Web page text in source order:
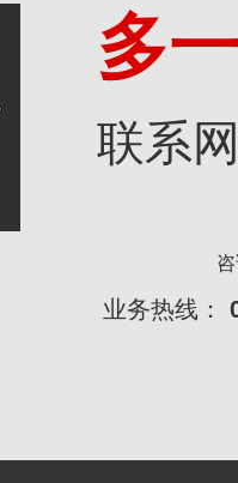
多
联系
业务热线：